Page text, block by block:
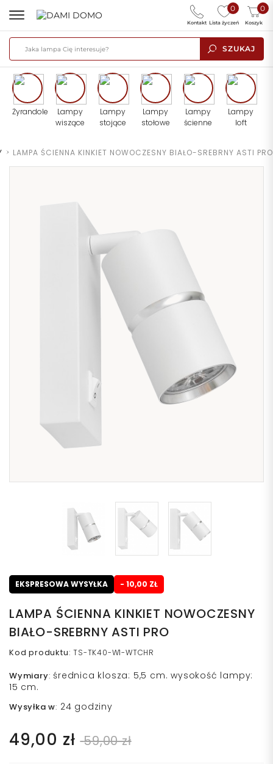
SZUKAJ
0
Lista życzeń
0
Koszyk
Kontakt
Żyrandole
Lampy
wiszące
Lampy
stojące
Lampy
stołowe
Lampy
ścienne
Lampy
loft
> LAMPA ŚCIENNA KINKIET NOWOCZESNY BIAŁO-SREBRNY ASTI PRO
EKSPRESOWA WYSYŁKA - 10,00 ZŁ
LAMPA ŚCIENNA KINKIET NOWOCZESNY
BIAŁO-SREBRNY ASTI PRO
Kod produktu:TS-TK40-W1-WTCHR
Wymiary: średnica klosza: 5,5 cm. wysokość lampy:
15 cm.
Wysyłka w: 24 godziny
49,00 zł 59,00 zł